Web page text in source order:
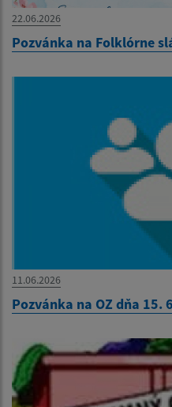
22.06.2026
Pozvánka na Folklórne
11.06.2026
Pozvánka na OZ dňa 15.